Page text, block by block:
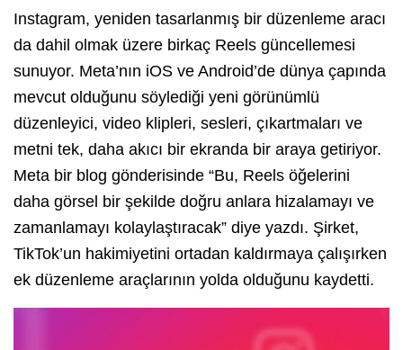
Instagram, yeniden tasarlanmış bir düzenleme aracı
da dahil olmak üzere birkaç Reels güncellemesi
sunuyor. Meta’nın iOS ve Android’de dünya çapında
mevcut olduğunu söylediği yeni görünümlü
düzenleyici, video klipleri, sesleri, çıkartmaları ve
metni tek, daha akıcı bir ekranda bir araya getiriyor.
Meta bir blog gönderisinde “Bu, Reels öğelerini
daha görsel bir şekilde doğru anlara hizalamayı ve
zamanlamayı kolaylaştıracak” diye yazdı. Şirket,
TikTok’un hakimiyetini ortadan kaldırmaya çalışırken
ek düzenleme araçlarının yolda olduğunu kaydetti.